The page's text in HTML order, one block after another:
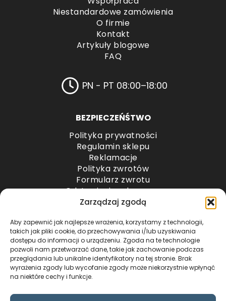
Zarządzaj zgodą
Aby zapewnić jak najlepsze wrażenia, korzystamy z technologii,
takich jak pliki cookie, do przechowywania i/lub uzyskiwania
dostępu do informacji o urządzeniu. Zgoda na te technologie
pozwoli nam przetwarzać dane, takie jak zachowanie podczas
przeglądania lub unikalne identyfikatory na tej stronie. Brak
wyrażenia zgody lub wycofanie zgody może niekorzystnie wpłynąć
na niektóre cechy i funkcje.
Niestandardowe zamówienia
O firmie
Kontakt
Artykuły blogowe
FAQ
PN - PT 08:00–18:00
BEZPIECZEŃŚTWO
Polityka prywatności
Regulamin sklepu
Reklamacje
Polityka zwrotów
Formularz zwrotu
Odstąpienie od umowy
Odstąpienie od umowy – przesyłki paletowe
METODY PŁATNOŚCI